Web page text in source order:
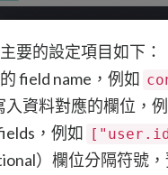
要的設定項目如下：
field name，例如
入資料對應的欄位，
，例如
）欄位分隔符號